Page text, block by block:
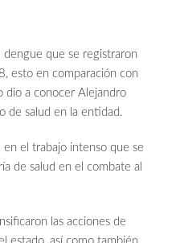
que se registraron
esto en comparación con
dio a conocer Alejandro
de salud en la entidad.
el trabajo intenso que se
de salud en el combate al
las acciones de